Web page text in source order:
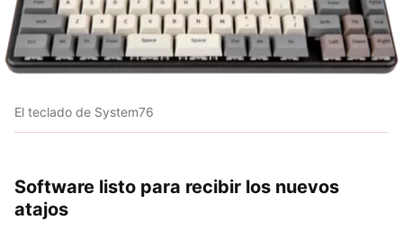
El teclado de System76
Software listo para recibir los nuevos
atajos